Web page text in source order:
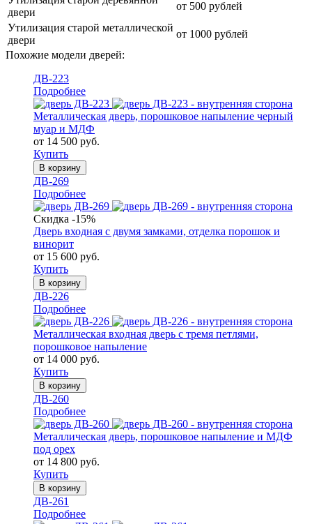
двери
от 500 рублей
Утилизация старой металлической
двери
от 1000 рублей
Похожие модели дверей:
ДВ-223
Подробнее
Металлическая дверь, порошковое напыление черный
муар и МДФ
от 14 500 руб.
Купить
В корзину
ДВ-269
Подробнее
Скидка -15%
Дверь входная с двумя замками, отделка порошок и
винорит
от 15 600 руб.
Купить
В корзину
ДВ-226
Подробнее
Металлическая входная дверь с тремя петлями,
порошковое напыление
от 14 000 руб.
Купить
В корзину
ДВ-260
Подробнее
Металлическая дверь, порошковое напыление и МДФ
под орех
от 14 800 руб.
Купить
В корзину
ДВ-261
Подробнее